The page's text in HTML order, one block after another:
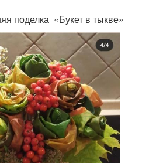
поделка «Букет в тыкве»